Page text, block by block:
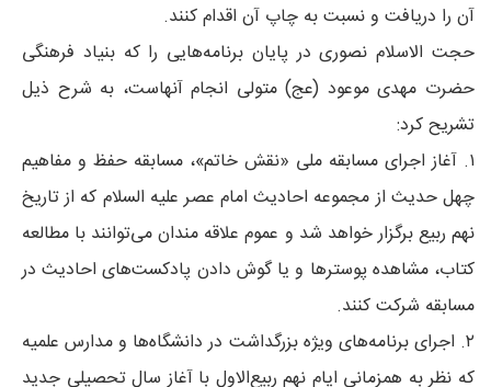
آن را دریافت و نسبت به چاپ آن اقدام کنند.
حجت الاسلام نصوری در پایان برنامه‌هایی را که بنیاد فرهنگی
حضرت مهدی موعود (عج) متولی انجام آنهاست، به شرح ذیل
تشریح کرد:
۱. آغاز اجرای مسابقه ملی «نقش خاتم»، مسابقه حفظ و مفاهیم
چهل حدیث از مجموعه احادیث امام عصر علیه السلام که از تاریخ
نهم ربیع برگزار خواهد شد و عموم علاقه مندان می‌توانند با مطالعه
کتاب، مشاهده پوسترها و یا گوش دادن پادکست‌های احادیث در
مسابقه شرکت کنند.
۲. اجرای برنامه‌های ویژه بزرگداشت در دانشگاه‌ها و مدارس علمیه
که نظر به همزمانی ایام نهم ربیع‌الاول با آغاز سال تحصیلی جدید